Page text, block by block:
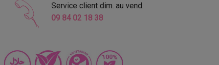
Service client dim. au vend.
09 84 02 18 38